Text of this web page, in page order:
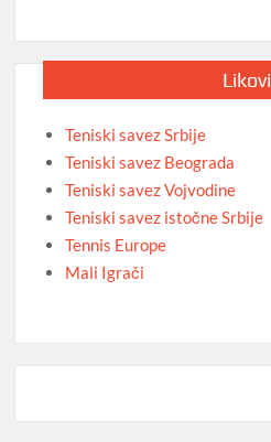
Likovi
Teniski savez Srbije
Teniski savez Beograda
Teniski savez Vojvodine
Teniski savez istočne Srbije
Tennis Europe
Mali Igrači